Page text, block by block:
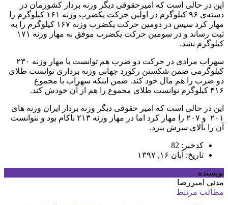
این در حالی است که امیرحقوقی دیگر وزنه بردار کشورمان در
دسته‌ی ۹۶ کیلوگرم در اولین حرکت یکضرب وزنه ۱۶۱ کیلوگرم را
مهار کرد سپس در دومین حرکت یکضرب وزنه ۱۶۷ کیلوگرم را به
ثبت رساند و در سومین حرکت یکضرب موفق به مهار وزنه ۱۷۱
کیلوگرم نشد.
سهراب مرادی در حرکت دو ضرب هم توانست با مهار وزنه ۲۳۰
کیلوگرمی ضمن شکستن رکورد جهانی وزنه برداری توانست طلای
دو ضرب را هم مال خود کند. ضمن اینکه سهراب با مجموع
۴۱۶ کیلوگرم توانست طلای مجموع را هم از آن خودش کند.
این در حالی است که امیر حقوقی دیگر وزنه بردار ایران وزنه های
۲۰۱ و ۲۰۷ را مهار کرد اما در مهار وزنه ۲۱۳ ناکام بود و نتوانست
آن را بالای سرش ببرد.
کدخبر: 82
تاریخ: آبان ۱۶, ۱۳۹۷
نویسنده
مدنی امیررضا
مطالب مرتبط